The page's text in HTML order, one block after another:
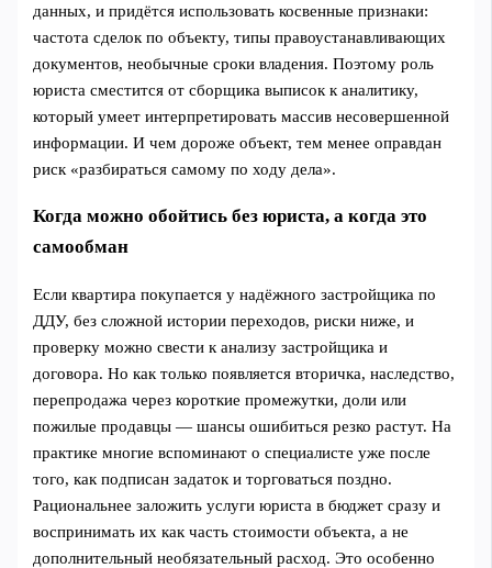
данных, и придётся использовать косвенные признаки:
частота сделок по объекту, типы правоустанавливающих
документов, необычные сроки владения. Поэтому роль
юриста сместится от сборщика выписок к аналитику,
который умеет интерпретировать массив несовершенной
информации. И чем дороже объект, тем менее оправдан
риск «разбираться самому по ходу дела».
Когда можно обойтись без юриста, а когда это
самообман
Если квартира покупается у надёжного застройщика по
ДДУ, без сложной истории переходов, риски ниже, и
проверку можно свести к анализу застройщика и
договора. Но как только появляется вторичка, наследство,
перепродажа через короткие промежутки, доли или
пожилые продавцы — шансы ошибиться резко растут. На
практике многие вспоминают о специалисте уже после
того, как подписан задаток и торговаться поздно.
Рациональнее заложить услуги юриста в бюджет сразу и
воспринимать их как часть стоимости объекта, а не
дополнительный необязательный расход. Это особенно